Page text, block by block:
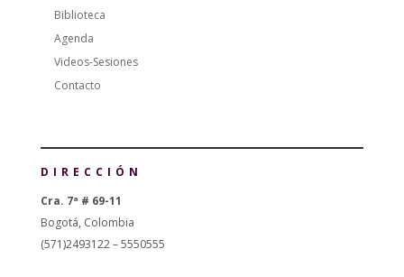
Biblioteca
Agenda
Videos-Sesiones
Contacto
DIRECCIÓN
Cra. 7ª # 69-11
Bogotá, Colombia
(571)2493122 – 5550555